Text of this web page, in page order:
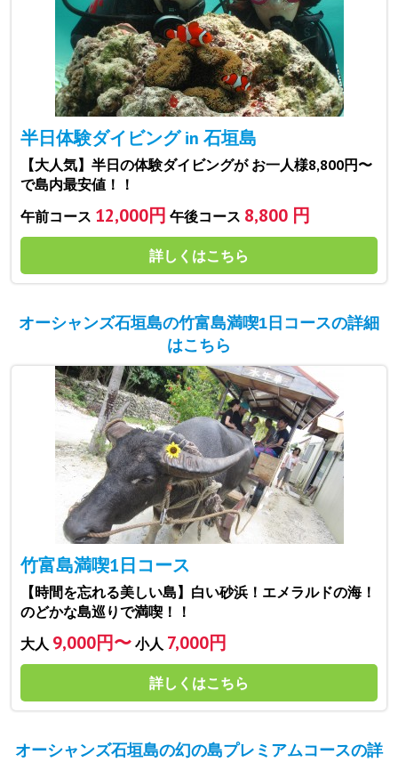
半日体験ダイビング in 石垣島
【大人気】半日の体験ダイビングが お一人様8,800円〜
で島内最安値！！
午前コース 12,000円 午後コース 8,800 円
詳しくはこちら
オーシャンズ石垣島の竹富島満喫1日コースの詳細
はこちら
竹富島満喫1日コース
【時間を忘れる美しい島】白い砂浜！エメラルドの海！
のどかな島巡りで満喫！！
大人 9,000円〜 小人 7,000円
詳しくはこちら
オーシャンズ石垣島の幻の島プレミアムコースの詳